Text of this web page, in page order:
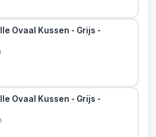
Ovaal Kussen - Grijs -
Ovaal Kussen - Grijs -